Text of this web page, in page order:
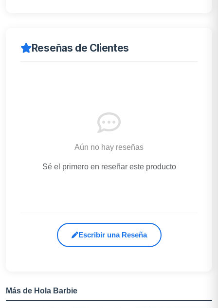
Reseñas de Clientes
Aún no hay reseñas
Sé el primero en reseñar este producto
Escribir una Reseña
Más de Hola Barbie